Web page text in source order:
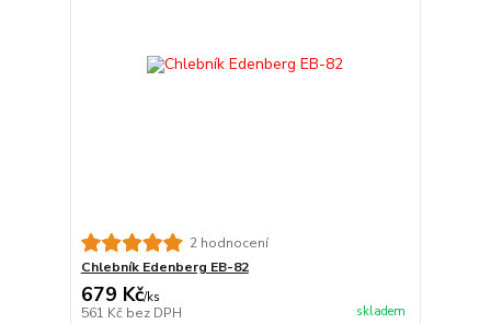
2 hodnocení
Chlebník Edenberg EB-82
679 Kč/ks
561 Kč bez DPH skladem